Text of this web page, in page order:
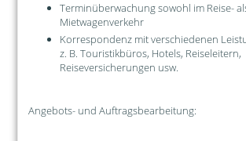
Terminüberwachung sowohl im Reise-
Mietwagenverkehr
Korrespondenz mit verschiedenen
z. B. Touristikbüros, Hotels, Reiseleitern,
Reiseversicherungen usw.
Angebots- und Auftragsbearbeitung: